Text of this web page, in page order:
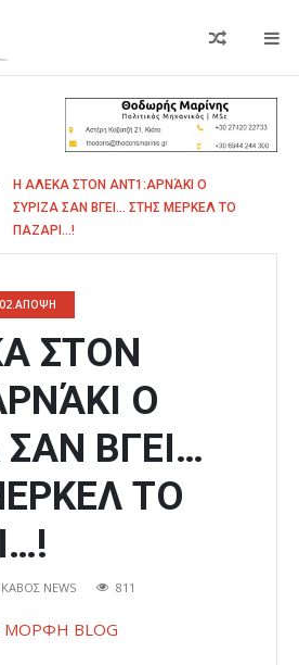
Η ΑΛΕΚΑ ΣΤΟΝ ΑΝΤ1:ΑΡΝΆΚΙ Ο
ΣΥΡΙΖΑ ΣΑΝ ΒΓΕΙ… ΣΤΗΣ ΜΕΡΚΕΛ ΤΟ
ΠΑΖΑΡΙ…!
02.ΑΠΟΨΗ
ΣΤΟΝ
Ο
ΣΑΝ ΒΓΕΙ…
ΤΟ
ΚΑΒΟΣ NEWS 811
ΜΟΡΦΗ BLOG